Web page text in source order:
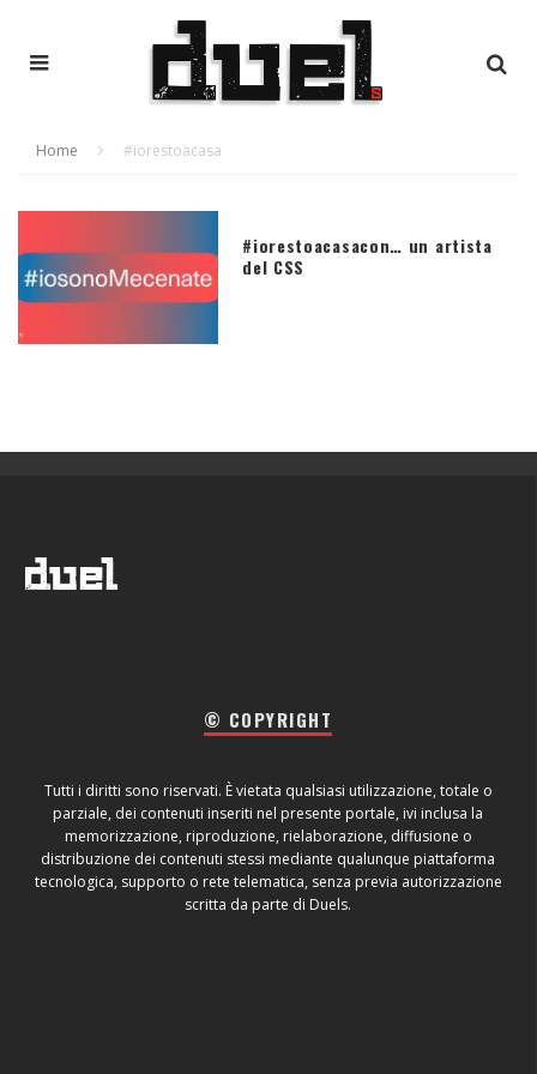
Home #iorestoacasa
#iorestoacasacon… un artista
del CSS
© COPYRIGHT
Tutti i diritti sono riservati. È vietata qualsiasi utilizzazione, totale o
parziale, dei contenuti inseriti nel presente portale, ivi inclusa la
memorizzazione, riproduzione, rielaborazione, diffusione o
distribuzione dei contenuti stessi mediante qualunque piattaforma
tecnologica, supporto o rete telematica, senza previa autorizzazione
scritta da parte di Duels.